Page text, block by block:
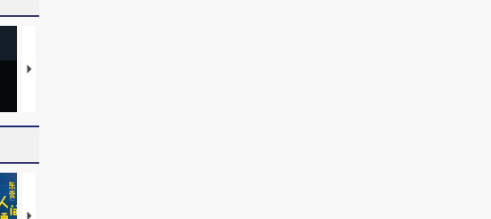
马航飞行员跨国走私7万